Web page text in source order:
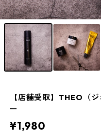
【店舗受取】THEO（
ー
¥1,980